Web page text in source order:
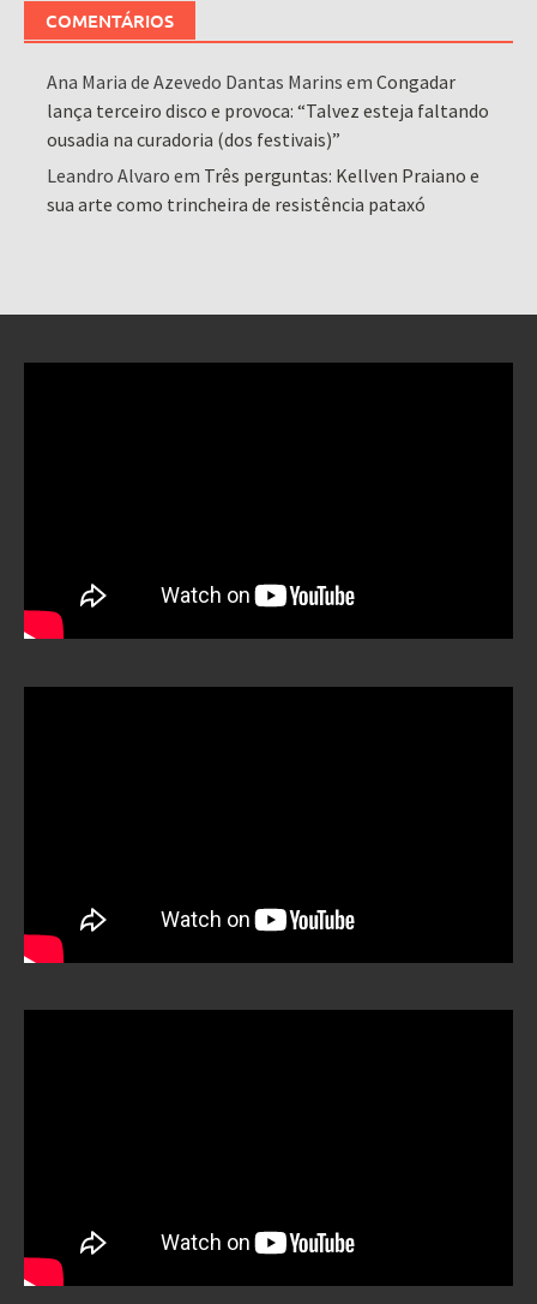
COMENTÁRIOS
Ana Maria de Azevedo Dantas Marins emCongadar
lança terceiro disco e provoca: “Talvez esteja faltando
ousadia na curadoria (dos festivais)”
Leandro Alvaro em Três perguntas: Kellven Praiano e
sua arte como trincheira de resistência pataxó